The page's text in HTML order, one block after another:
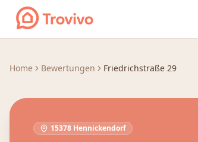
Zum Inhalt springen
Home Bewertungen Friedrichstraße 29
15378 Hennickendorf